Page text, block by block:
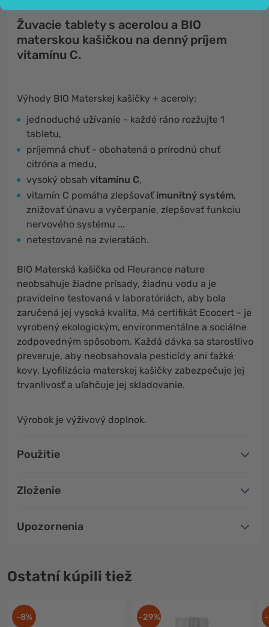
Žuvacie tablety s acerolou a BIO
materskou kašičkou na denný príjem
vitamínu C.
Výhody BIO Materskej kašičky + aceroly:
jednoduché užívanie - každé ráno rozžujte 1
tabletu,
príjemná chuť - obohatená o prírodnú chuť
citróna a medu,
vysoký obsah vitamínu C,
vitamín C pomáha zlepšovať imunitný systém,
znižovať únavu a vyčerpanie, zlepšovať funkciu
nervového systému ...
netestované na zvieratách.
BIO Materská kašička od Fleurance nature
neobsahuje žiadne prísady, žiadnu vodu a je
pravidelne testovaná v laboratóriách, aby bola
zaručená jej vysoká kvalita. Má certifikát Ecocert - je
vyrobený ekologickým, environmentálne a sociálne
zodpovedným spôsobom. Každá dávka sa starostlivo
preveruje, aby neobsahovala pesticídy ani ťažké
kovy. Lyofilizácia materskej kašičky zabezpečuje jej
trvanlivosť a uľahčuje jej skladovanie.
Výrobok je výživový doplnok.
Použitie
Zloženie
Upozornenia
Ostatní kúpili tiež
-8% -29%